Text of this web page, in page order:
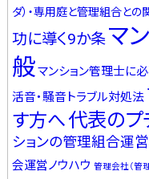
ダ）・専用庭と管理組合との
功に導く9か条マ
般マンション管理士に必
活音・騒音トラブル対処法
す方へ代表のプ
ションの管理組合運
会運営ノウハウ 管理会社（管